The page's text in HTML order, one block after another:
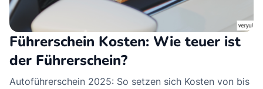
Führerschein Kosten: Wie teuer ist
der Führerschein?
Autoführerschein 2025: So setzen sich Kosten von bis